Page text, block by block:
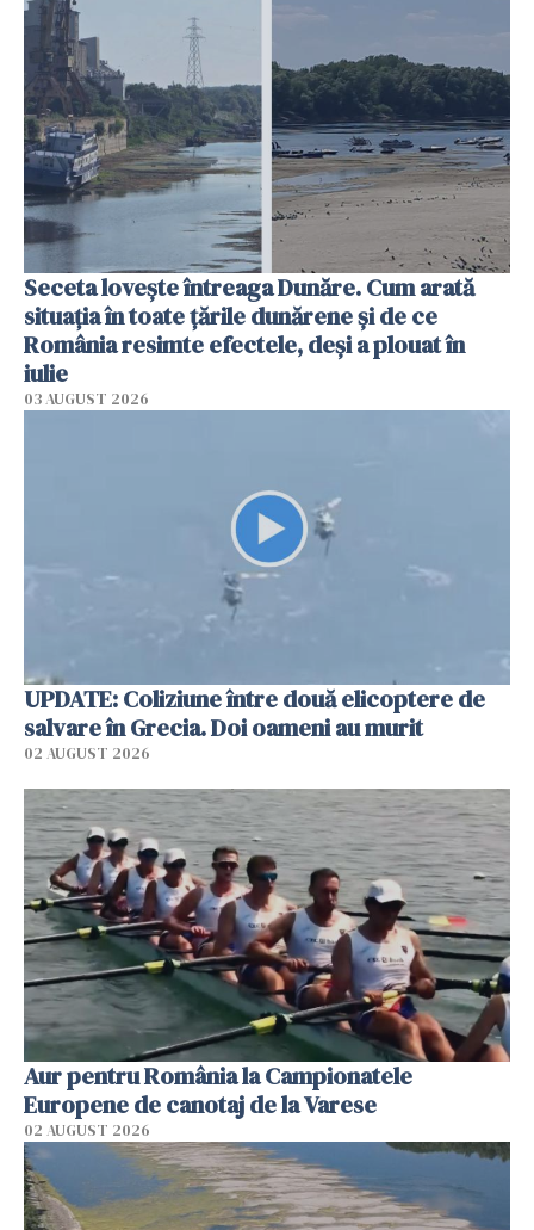
Seceta lovește întreaga Dunăre. Cum arată
situația în toate țările dunărene și de ce
România resimte efectele, deși a plouat în
iulie
03 AUGUST 2026
UPDATE: Coliziune între două elicoptere de
salvare în Grecia. Doi oameni au murit
02 AUGUST 2026
Aur pentru România la Campionatele
Europene de canotaj de la Varese
02 AUGUST 2026